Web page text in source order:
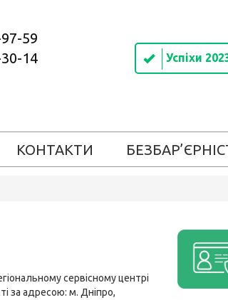
59
14
Успіхи
КОНТАКТИ
сервісному центрі
за адресою: м. Дніпро,